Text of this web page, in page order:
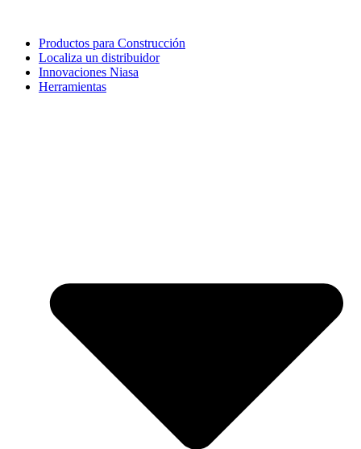
Productos para Construcción
Localiza un distribuidor
Innovaciones Niasa
Herramientas